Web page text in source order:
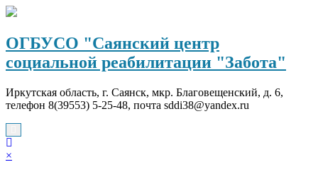
Перейти
содержимому
ОГБУСО "Саянский центр
социальной реабилитации "Забота"
Иркутская область, г. Саянск, мкр. Благовещенский, д. 6,
телефон 8(39553) 5-25-48, почта sddi38@yandex.ru
×